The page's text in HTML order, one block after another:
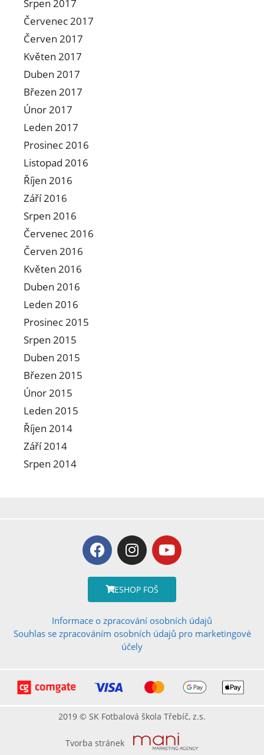
Srpen 2017
Červenec 2017
Červen 2017
Květen 2017
Duben 2017
Březen 2017
Únor 2017
Leden 2017
Prosinec 2016
Listopad 2016
Říjen 2016
Září 2016
Srpen 2016
Červenec 2016
Červen 2016
Květen 2016
Duben 2016
Leden 2016
Prosinec 2015
Srpen 2015
Duben 2015
Březen 2015
Únor 2015
Leden 2015
Říjen 2014
Září 2014
Srpen 2014
ESHOP FOŠ
Informace o zpracování osobních údajů
Souhlas se zpracováním osobních údajů pro marketingové
účely
Tvorba stránek
2019 © SK Fotbalová škola Třebíč, z.s.